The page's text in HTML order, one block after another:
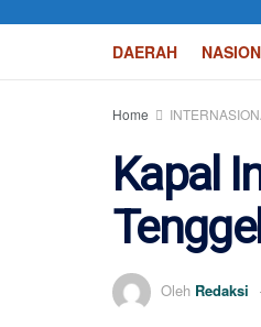
DAERAH
Home
Kapal
Oleh Redaksi